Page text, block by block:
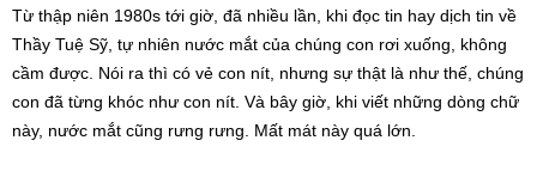
Từ thập niên 1980s tới giờ, đã nhiều lần, khi đọc tin hay dịch tin về
Thầy Tuệ Sỹ, tự nhiên nước mắt của chúng con rơi xuống, không
cầm được. Nói ra thì có vẻ con nít, nhưng sự thật là như thế, chúng
con đã từng khóc như con nít. Và bây giờ, khi viết những dòng chữ
này, nước mắt cũng rưng rưng. Mất mát này quá lớn.